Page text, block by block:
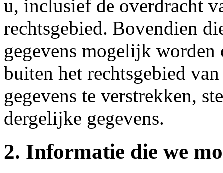
u, inclusief de overdracht
rechtsgebied. Bovendien
gegevens mogelijk worden
buiten het rechtsgebied
gegevens te verstrekken,
dergelijke gegevens.
2. Informatie die we